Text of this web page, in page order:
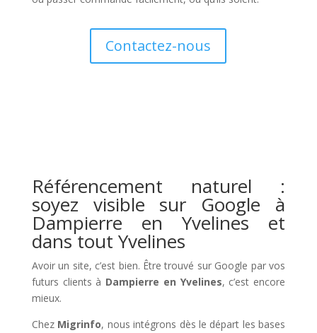
Contactez-nous
Référencement naturel :
soyez visible sur Google à
Dampierre en Yvelines et
dans tout Yvelines
Avoir un site, c’est bien. Être trouvé sur Google par vos
futurs clients à Dampierre en Yvelines, c’est encore
mieux.
Chez Migrinfo, nous intégrons dès le départ les bases